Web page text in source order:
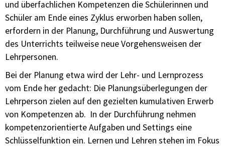
und überfachlichen Kompetenzen die Schülerinnen und
Schüler am Ende eines Zyklus erworben haben sollen,
erfordern in der Planung, Durchführung und Auswertung
des Unterrichts teilweise neue Vorgehensweisen der
Lehrpersonen.
Bei der Planung etwa wird der Lehr- und Lernprozess
vom Ende her gedacht: Die Planungsüberlegungen der
Lehrperson zielen auf den gezielten kumulativen Erwerb
von Kompetenzen ab. In der Durchführung nehmen
kompetenzorientierte Aufgaben und Settings eine
Schlüsselfunktion ein. Lernen und Lehren stehen im Fokus